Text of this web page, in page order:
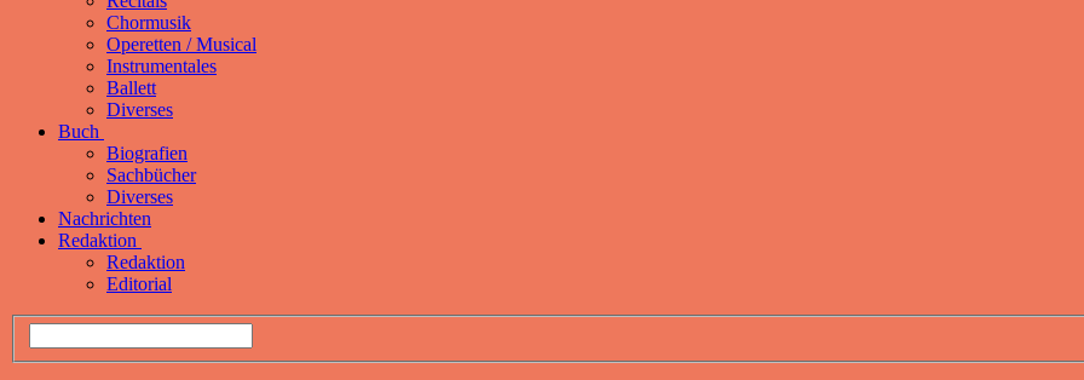
Chormusik
Operetten / Musical
Instrumentales
Ballett
Diverses
Buch
Biografien
Sachbücher
Diverses
Nachrichten
Redaktion
Redaktion
Editorial